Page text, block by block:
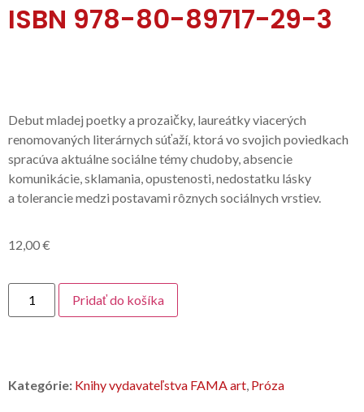
ISBN 978-80-89717-29-3
Debut mladej poetky a prozaičky, laureátky viacerých
renomovaných literárnych súťaží, ktorá vo svojich poviedkach
spracúva aktuálne sociálne témy chudoby, absencie
komunikácie, sklamania, opustenosti, nedostatku lásky
a tolerancie medzi postavami rôznych sociálnych vrstiev.
12,00€
Pridať do košíka
Kategórie: Knihy vydavateľstva FAMA art Próza